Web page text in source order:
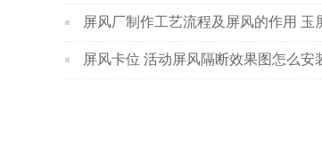
屏风卡位 活动屏风隔断效果图怎么安